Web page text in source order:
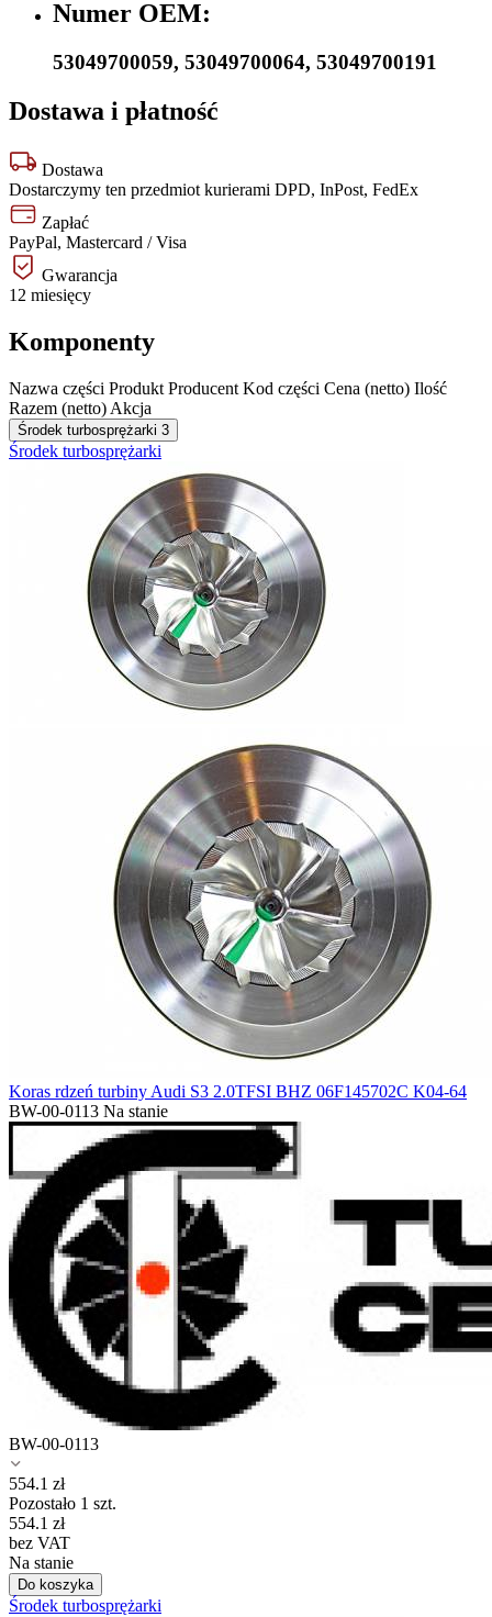
Numer OEM:
53049700059, 53049700064, 53049700191
Dostawa i płatność
Dostawa
Dostarczymy ten przedmiot kurierami DPD, InPost, FedEx
Zapłać
PayPal, Mastercard / Visa
Gwarancja
12 miesięcy
Komponenty
Nazwa części Produkt Producent Kod części Cena (netto) Ilość
Razem (netto) Akcja
Środek turbosprężarki 3
Środek turbosprężarki
Koras rdzeń turbiny Audi S3 2.0TFSI BHZ 06F145702C K04-64
BW-00-0113 Na stanie
BW-00-0113
554.1 zł
Pozostało 1 szt.
554.1 zł
bez VAT
Na stanie
Do koszyka
Środek turbosprężarki